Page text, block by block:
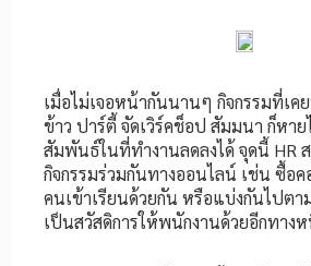
เมื่อไม่เจอหน้ากันนานๆ กิจกรรมที่เค
ข้าว ปาร์ตี้ จัดเวิร์คช็อป สัมมนา ก็หา
สัมพันธ์ในที่ทำงานลดลงได้ จุดนี้ HR
กิจกรรมร่วมกันทางออนไลน์ เช่น ซื้อ
คนเข้าเรียนด้วยกัน หรือแบ่งกันไปตา
เป็นสวัสดิการให้พนักงานด้วยอีกทางห